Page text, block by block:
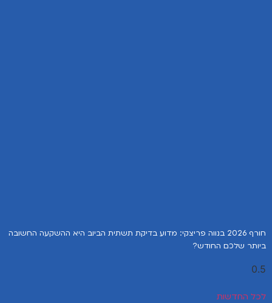
חורף 2026 בנווה פריצקי: מדוע בדיקת תשתית הביוב היא ההשקעה החשובה
ביותר שלכם החודש?
לכל החדשות